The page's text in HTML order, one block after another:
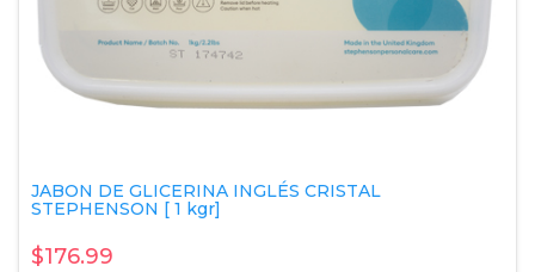
JABON DE GLICERINA INGLÉS CRISTAL
STEPHENSON [ 1 kgr]
$176.99